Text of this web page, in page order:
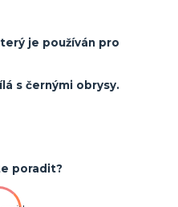
je používán pro
s černými obrysy.
poradit?